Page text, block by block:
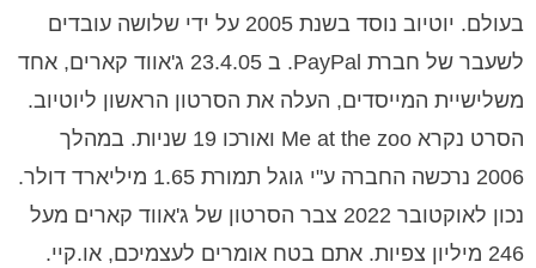
בעולם. יוטיוב נוסד בשנת 2005 על ידי שלושה עובדים
לשעבר של חברת PayPal. ב 23.4.05 ג'אווד קארים, אחד
משלישיית המייסדים, העלה את הסרטון הראשון ליוטיוב.
הסרט נקרא Me at the zoo ואורכו 19 שניות. במהלך
2006 נרכשה החברה ע"י גוגל תמורת 1.65 מיליארד דולר.
נכון לאוקטובר 2022 צבר הסרטון של ג'אווד קארים מעל
246 מיליון צפיות. אתם בטח אומרים לעצמיכם, או.קיי.